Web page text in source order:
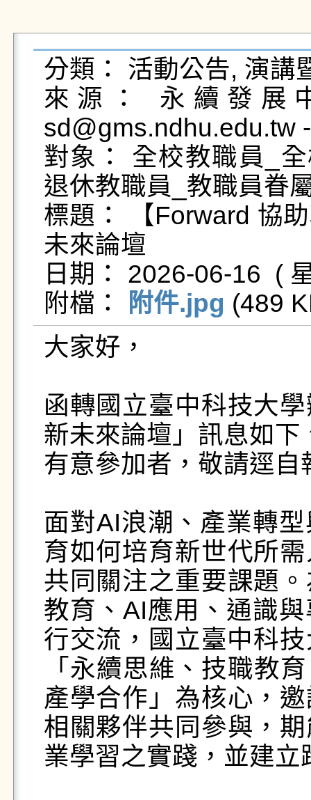
分類： 活動公告, 演講
來源： 永續發展
sd@gms.ndhu.edu.tw
對象： 全校教職員_
退休教職員_教職員眷
標題： 【Forward 協
未來論壇
日期： 2026-06-16  (
附檔：
附件.jpg (489
大家好，
函轉國立臺中科技大
新未來論壇」訊息如下
有意參加者，敬請逕自
面對AI浪潮、產業轉
育如何培育新世代所
共同關注之重要課題
教育、AI應用、通識
行交流，國立臺中科
「永續思維、技職教
產學合作」為核心，
相關夥伴共同參與，
業學習之實踐，並建